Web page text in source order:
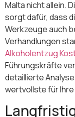
Malta nicht allein.
sorgt dafür, dass
Werkzeuge auch
Verhandlungen
Alkoholentzug
Führungskräfte
detaillierte
wertvollste für